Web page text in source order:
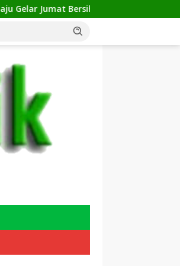
di RW 23, Warga Sampaikan Aspirasi